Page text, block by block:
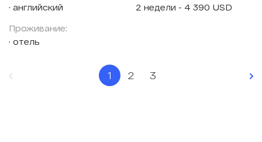
английский
Проживание:
отель
2 недели - 4 390 USD
1 2 3